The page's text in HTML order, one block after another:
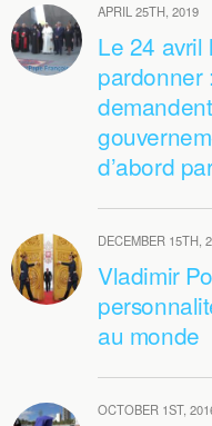
APRIL 25TH, 2019
Le 24 avril
pardonner
d’abord
DECEMBER 15TH,
Vladimir
au monde
OCTOBER 1ST,